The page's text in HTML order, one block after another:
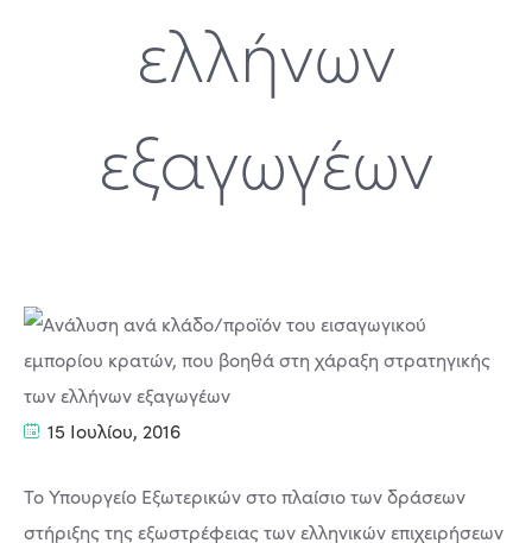
ελλήνων
εξαγωγέων
15 Ιουλίου, 2016
Το Υπουργείο Εξωτερικών στο πλαίσιο των δράσεων
στήριξης της εξωστρέφειας των ελληνικών επιχειρήσεων